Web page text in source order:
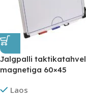
Jalgpalli taktikatahvel
magnetiga 60×45
Laos